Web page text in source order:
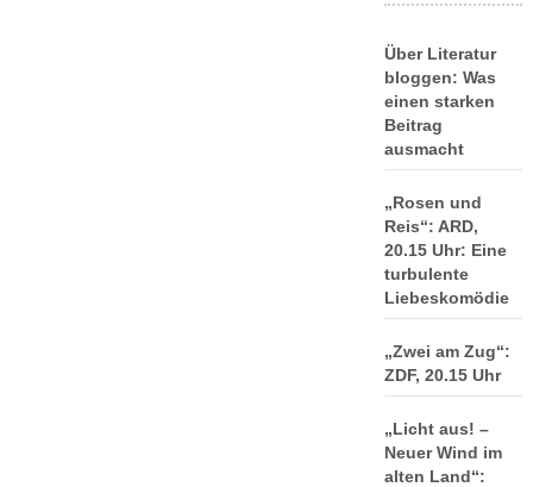
Über Literatur
bloggen: Was
einen starken
Beitrag
ausmacht
„Rosen und
Reis“: ARD,
20.15 Uhr: Eine
turbulente
Liebeskomödie
„Zwei am Zug“:
ZDF, 20.15 Uhr
„Licht aus! –
Neuer Wind im
alten Land“: